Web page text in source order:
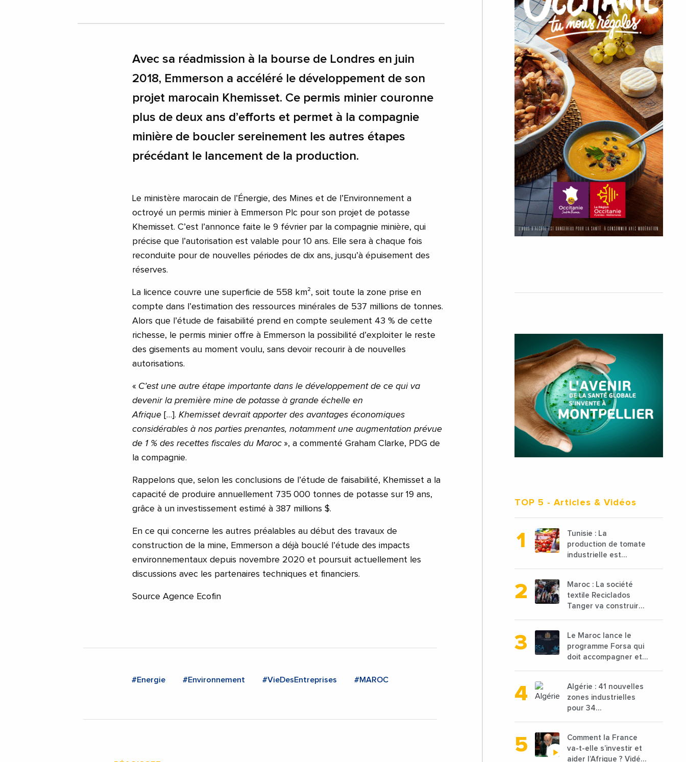
Avec sa réadmission à la bourse de Londres en juin
2018, Emmerson a accéléré le développement de son
projet marocain Khemisset. Ce permis minier couronne
plus de deux ans d’efforts et permet à la compagnie
minière de boucler sereinement les autres étapes
précédant le lancement de la production.
Le ministère marocain de l’Énergie, des Mines et de l’Environnement a
octroyé un permis minier à Emmerson Plc pour son projet de potasse
Khemisset. C’est l’annonce faite le 9 février par la compagnie minière, qui
précise que l’autorisation est valable pour 10 ans. Elle sera à chaque fois
reconduite pour de nouvelles périodes de dix ans, jusqu’à épuisement des
réserves.
La licence couvre une superficie de 558 km², soit toute la zone prise en
compte dans l’estimation des ressources minérales de 537 millions de tonnes.
Alors que l’étude de faisabilité prend en compte seulement 43 % de cette
richesse, le permis minier offre à Emmerson la possibilité d’exploiter le reste
des gisements au moment voulu, sans devoir recourir à de nouvelles
autorisations.
« C’est une autre étape importante dans le développement de ce qui va
devenir la première mine de potasse à grande échelle en
Afrique […]. Khemisset devrait apporter des avantages économiques
considérables à nos parties prenantes, notamment une augmentation prévue
de 1 % des recettes fiscales du Maroc », a commenté Graham Clarke, PDG de
la compagnie.
Rappelons que, selon les conclusions de l’étude de faisabilité, Khemisset a la
capacité de produire annuellement 735 000 tonnes de potasse sur 19 ans,
grâce à un investissement estimé à 387 millions $.
En ce qui concerne les autres préalables au début des travaux de
construction de la mine, Emmerson a déjà bouclé l’étude des impacts
environnementaux depuis novembre 2020 et poursuit actuellement les
discussions avec les partenaires techniques et financiers.
Source Agence Ecofin
#Energie #Environnement #VieDesEntreprises #MAROC
TOP 5 - Articles & Vidéos
Tunisie : La
production de tomate
industrielle est
baisse de 15%
Maroc : La société
textile Reciclados
Tanger va construire
traiter les déchets
textiles
Le Maroc lance le
programme Forsa qui
doit accompagner et
avec une enveloppe
de 1,25 milliard de
dirhams
Algérie : 41 nouvelles
zones industrielles
pour 34
Comment la France
va-t-elle s’investir et
aider l’Afrique ? Vidéo